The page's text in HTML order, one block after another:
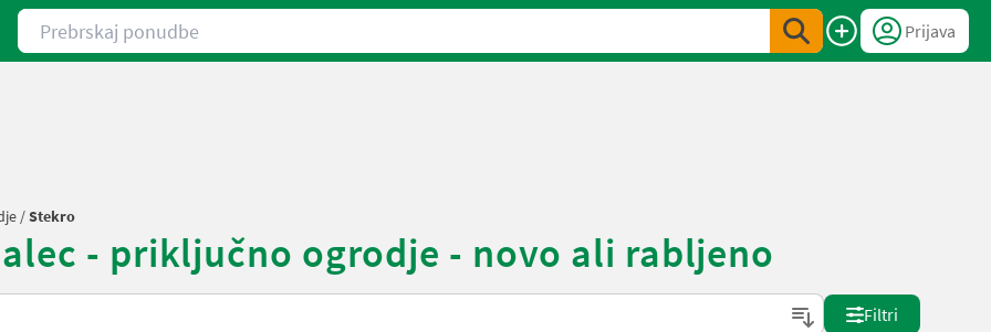
Prebrskaj ponudbe
Prijava
/Stekro
- priključno ogrodje - novo ali rabljeno
Filtri